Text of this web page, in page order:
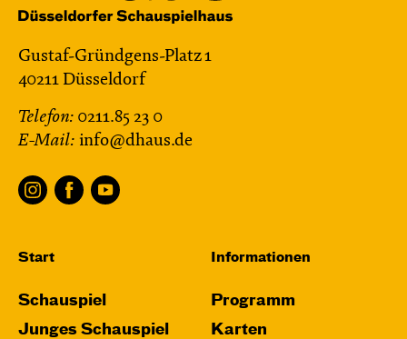
Gustaf-Gründgens-Platz 1
40211 Düsseldorf
Telefon: 0211.85 23 0
E-Mail: info@dhaus.de
Start
Schauspiel
Junges Schauspiel
Informationen
Programm
Karten